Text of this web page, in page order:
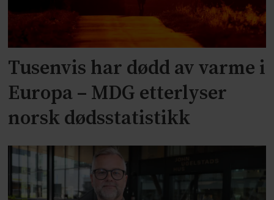
Tusenvis har dødd av varme i
Europa – MDG etterlyser
norsk dødsstatistikk